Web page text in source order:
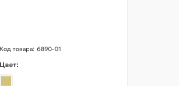
6890-01
Цвет: